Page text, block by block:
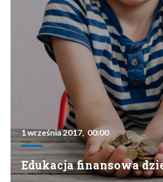
1 września 2017, 00:00
Edukacja finansowa